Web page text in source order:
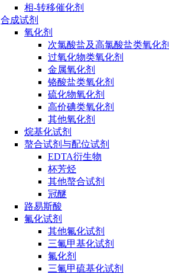
相-转移催化剂
合成试剂
氧化剂
次氯酸盐及高氯酸盐类氧化剂
过氧化物类氧化剂
金属氧化剂
铬酸盐类氧化剂
硫化物氧化剂
高价碘类氧化剂
其他氧化剂
烷基化试剂
螯合试剂与配位试剂
EDTA衍生物
杯芳烃
其他螯合试剂
冠醚
路易斯酸
氟化试剂
其他氟化试剂
三氟甲基化试剂
氟化剂
三氟甲硫基化试剂